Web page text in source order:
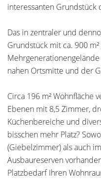
interessanten Grundstück
Das in zentraler und
Grundstück mit ca. 900
nahen Ortsmitte und der
Circa 196 m² Wohnfläche
Ebenen mit 8,5 Zimmer,
Küchenbereiche und
bisschen mehr Platz?
(Giebelzimmer) als auch
Ausbaureserven
Platzbedarf Ihren